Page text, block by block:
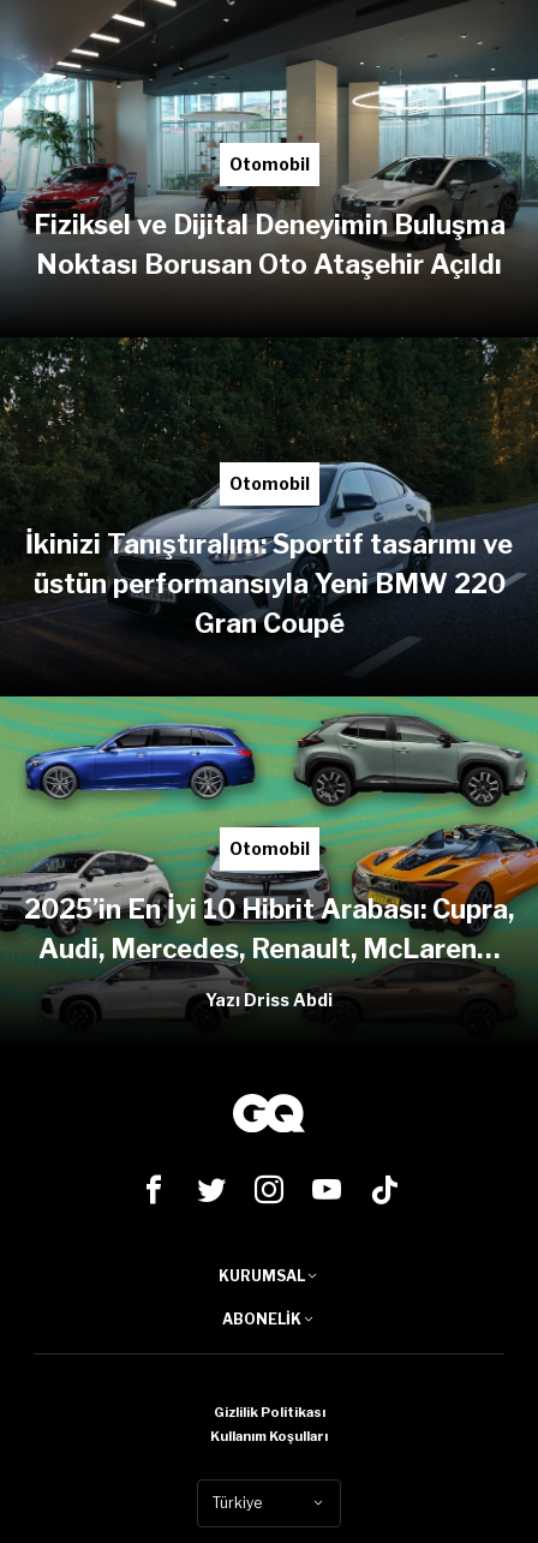
Otomobil
Fiziksel ve Dijital Deneyimin Buluşma
Noktası Borusan Oto Ataşehir Açıldı
Otomobil
İkinizi Tanıştıralım: Sportif tasarımı ve
üstün performansıyla Yeni BMW 220
Gran Coupé
Otomobil
2025’in En İyi 10 Hibrit Arabası: Cupra,
Audi, Mercedes, Renault, McLaren…
Yazı Driss Abdi
KURUMSAL
ABONELIK
Gizlilik Politikası
Kullanım Koşulları
Türkiye